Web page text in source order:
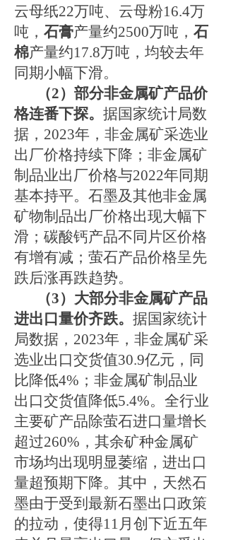
云母纸22万吨、云母粉16.4万
吨， 石膏产量约2500万吨， 石
棉产量约17.8万吨，均较去年
同期小幅下滑。
（2）部分非金属矿产品价
格连番下探。 据国家统计局数
据， 2023年，非金属矿采选业
出厂价格持续下降；非金属矿
制品业出厂价格与2022年同期
基本持平。石墨及其他非金属
矿物制品出厂价格出现大幅下
滑；碳酸钙产品不同片区价格
有增有减；萤石产品价格呈先
跌后涨再跌趋势。
（3）大部分非金属矿产品
进出口量价齐跌。 据国家统计
局数据， 2023年，非金属矿采
选业出口交货值30.9亿元，同
比降低4% ；非金属矿制品业
出口交货值降低5.4%。全行业
主要矿产品除萤石进口量增长
超过260% ，其余矿种金属矿
市场均出现明显萎缩，进出口
量超预期下降。其中，天然石
墨由于受到最新石墨出口政策
的拉动，使得11月创下近五年